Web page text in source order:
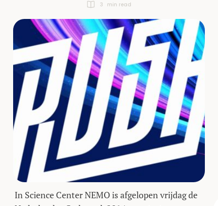
3
min read
In Science Center NEMO is afgelopen vrijdag de